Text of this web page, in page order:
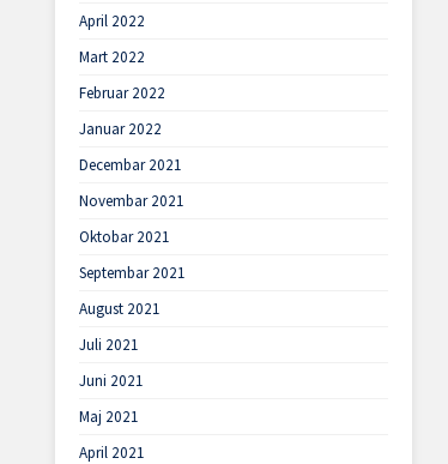
April 2022
Mart 2022
Februar 2022
Januar 2022
Decembar 2021
Novembar 2021
Oktobar 2021
Septembar 2021
August 2021
Juli 2021
Juni 2021
Maj 2021
April 2021